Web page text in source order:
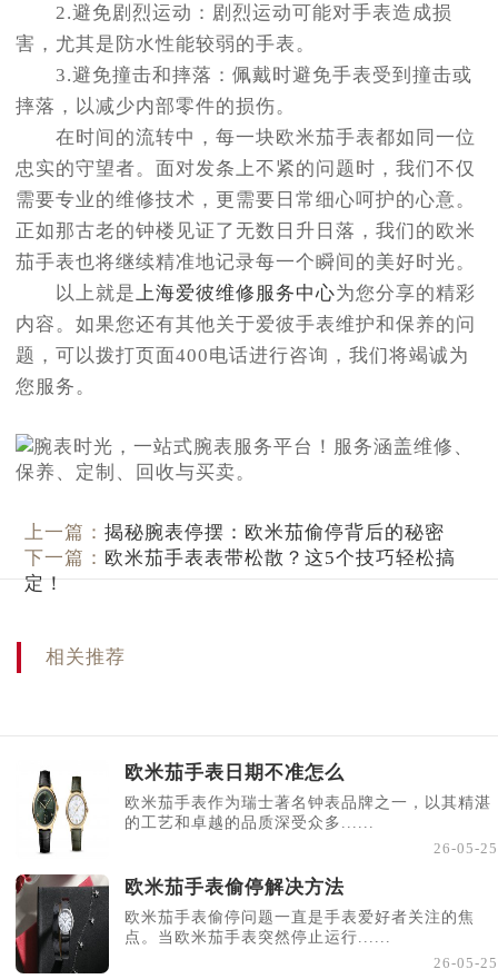
2.避免剧烈运动：剧烈运动可能对手表造成损
害，尤其是防水性能较弱的手表。
3.避免撞击和摔落：佩戴时避免手表受到撞击或
摔落，以减少内部零件的损伤。
在时间的流转中，每一块欧米茄手表都如同一位
忠实的守望者。面对发条上不紧的问题时，我们不仅
需要专业的维修技术，更需要日常细心呵护的心意。
正如那古老的钟楼见证了无数日升日落，我们的欧米
茄手表也将继续精准地记录每一个瞬间的美好时光。
以上就是 上海爱彼维修服务中心为您分享的精彩
内容。如果您还有其他关于爱彼手表维护和保养的问
题，可以拨打页面400电话进行咨询，我们将竭诚为
您服务。
上一篇：揭秘腕表停摆：欧米茄偷停背后的秘密
下一篇： 欧米茄手表表带松散？这5个技巧轻松搞
定！
相关推荐
欧米茄手表日期不准怎么
欧米茄手表作为瑞士著名钟表品牌之一，以其精湛
的工艺和卓越的品质深受众多......
26-05-25
欧米茄手表偷停解决方法
欧米茄手表偷停问题一直是手表爱好者关注的焦
点。当欧米茄手表突然停止运行......
26-05-25